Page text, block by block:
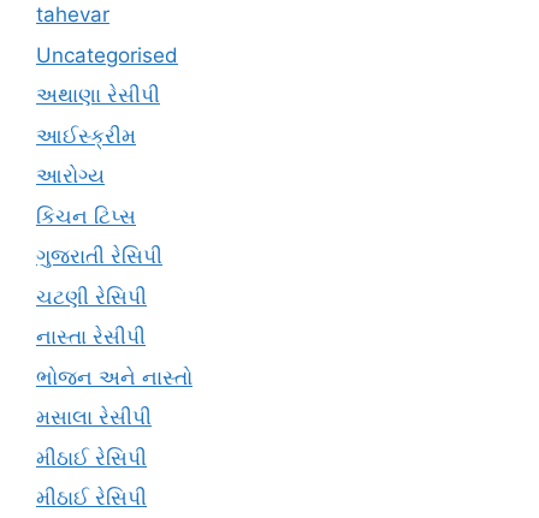
tahevar
Uncategorised
અથાણા રેસીપી
આઈસ્ક્રીમ
આરોગ્ય
કિચન ટિપ્સ
ગુજરાતી રેસિપી
ચટણી રેસિપી
નાસ્તા રેસીપી
ભોજન અને નાસ્તો
મસાલા રેસીપી
મીઠાઈ રેસિપી
મીઠાઈ રેસિપી